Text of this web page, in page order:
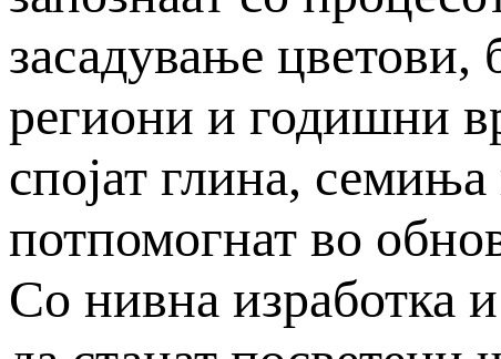
засадување цветови,
региони и годишни
спојат глина,
потпомогнат во
Со нивна изработка